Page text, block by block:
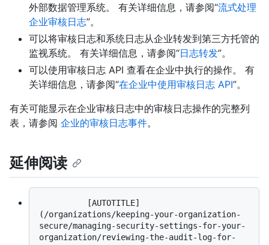
外部数据管理系统。 有关详细信息，请参阅“流式处理
企业审核日志”。
可以将审核日志和系统日志从企业转发到第三方托管的
监视系统。 有关详细信息，请参阅“日志转发”。
可以使用审核日志 API 查看在企业中执行的操作。 有
关详细信息，请参阅“在企业中使用审核日志 API”。
有关可能显示在企业审核日志中的审核日志操作的完整列
表，请参阅 企业的审核日志事件。
延伸阅读
(/organizations/keeping-your-organization-
secure/managing-security-settings-for-your-
organization/reviewing-the-audit-log-for-